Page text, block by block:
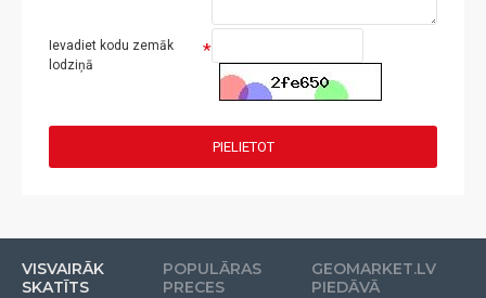
Ievadiet kodu zemāk
lodziņā
PIELIETOT
VISVAIRĀK
SKATĪTS
POPULĀRAS
PRECES
GEOMARKET.LV
PIEDĀVĀ